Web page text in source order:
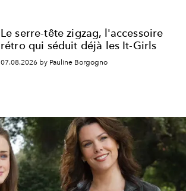
Le serre-tête zigzag, l'accessoire
rétro qui séduit déjà les It-Girls
07.08.2026 by Pauline Borgogno